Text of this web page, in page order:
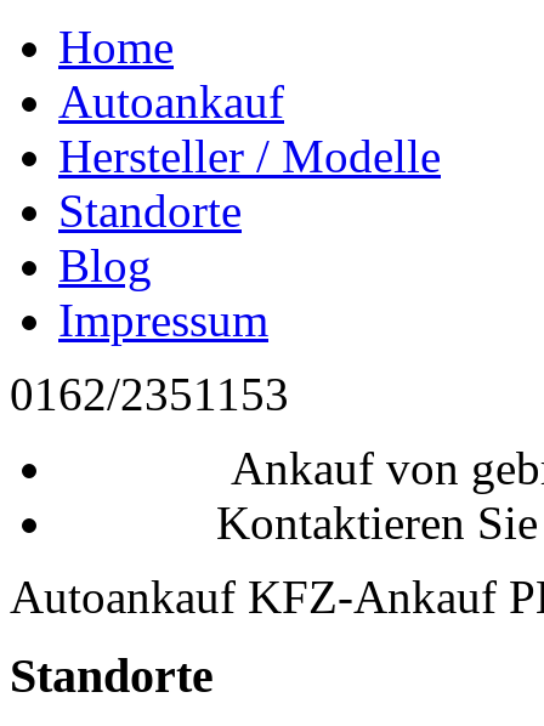
Home
Autoankauf
Hersteller / Modelle
Standorte
Blog
Impressum
0162/2351153
Ankauf von
Kontaktieren
Autoankauf KFZ-Ankauf
Standorte